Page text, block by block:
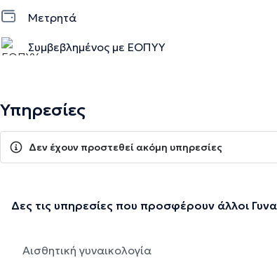
Μετρητά
Συμβεβλημένος με ΕΟΠΥΥ
Υπηρεσίες
Δεν έχουν προστεθεί ακόμη υπηρεσίες
Δες τις υπηρεσίες που προσφέρουν άλλοι
Αισθητική γυναικολογία